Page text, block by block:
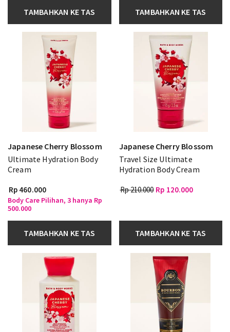
TAMBAHKAN KE TAS TAMBAHKAN KE TAS
Japanese Cherry Blossom
Ultimate Hydration Body
Cream
Rp 460.000
Body Care Pilihan, 3 hanya Rp
500.000
TAMBAHKAN KE TAS
Japanese Cherry Blossom
Travel Size Ultimate
Hydration Body Cream
Rp 210.000 Rp 120.000
TAMBAHKAN KE TAS